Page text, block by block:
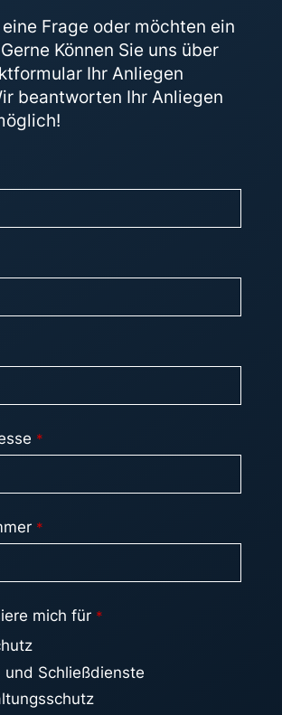
Frage oder möchten ein
Können Sie uns über
Ihr Anliegen
beantworten Ihr Anliegen
*
*
mich für *
und Schließdienste